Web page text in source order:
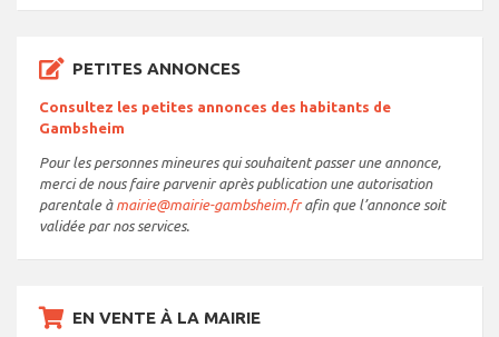
PETITES ANNONCES
Consultez les petites annonces des habitants de
Gambsheim
Pour les personnes mineures qui souhaitent passer une annonce,
merci de nous faire parvenir après publication une autorisation
parentale à mairie@mairie-gambsheim.frafin que l’annonce soit
validée par nos services.
EN VENTE À LA MAIRIE